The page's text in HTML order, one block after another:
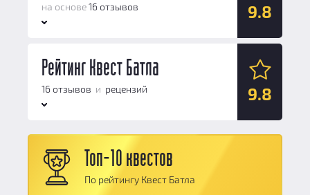
на основе16 отзывов 9.8
Антураж: 10
Логические задачи:
Сюжет:
Персонал и безопасность:
Общий балл:
Рейтинг Квест Батла
16 отзывов и рецензий 9.8
Логические задачи:Топ-10 квестов
По рейтингу Квест Батла